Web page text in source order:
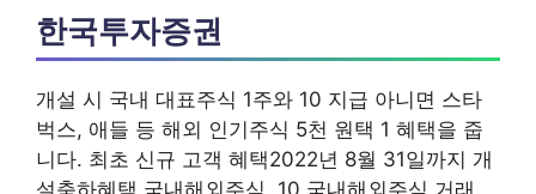
한국투자증권
개설 시 국내 대표주식 1주와 10 지급 아니면 스타
벅스, 애들 등 해외 인기주식 5천 원택 1 혜택을 줍
니다. 최초 신규 고객 혜택2022년 8월 31일까지 개
설축하혜택 국내해외주식, 10 국내해외주식 거래